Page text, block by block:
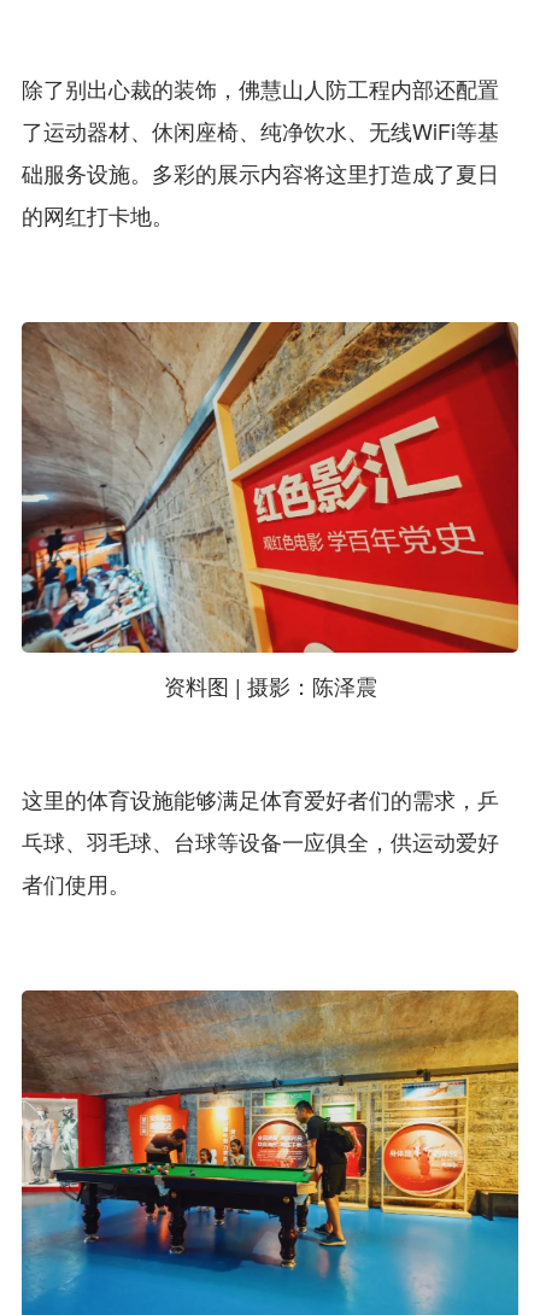
除了别出心裁的装饰，佛慧山人防工程内部还配置
了运动器材、休闲座椅、纯净饮水、无线WiFi等基
础服务设施。多彩的展示内容将这里打造成了夏日
的网红打卡地。
资料图 | 摄影：陈泽震
这里的体育设施能够满足体育爱好者们的需求，乒
乓球、羽毛球、台球等设备一应俱全，供运动爱好
者们使用。